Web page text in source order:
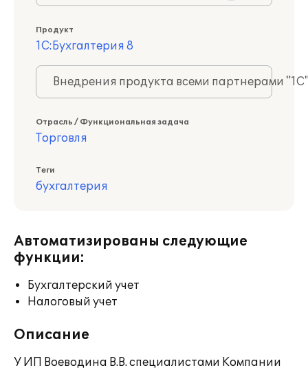
Продукт
1С:Бухгалтерия 8
Внедрения продукта всеми партнерами
Отрасль / Функциональная задача
Торговля
Теги
бухгалтерия
Автоматизированы следующие
функции:
Бухгалтерский учет
Налоговый учет
Описание
У ИП Воеводина В.В. специалистами Компании